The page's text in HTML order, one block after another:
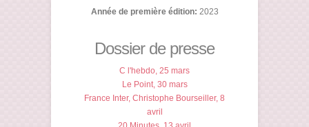
Année de première édition: 2023
Dossier de presse
C l'hebdo, 25 mars
Le Point, 30 mars
France Inter, Christophe Bourseiller, 8
avril